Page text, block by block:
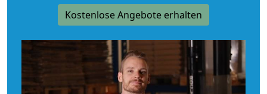
Kostenlose Angebote erhalten